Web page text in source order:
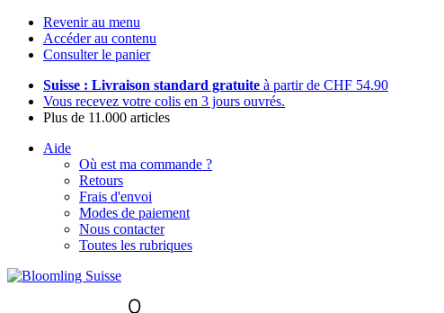
Revenir au menu
Accéder au contenu
Consulter le panier
Suisse : Livraison standard gratuite à partir de CHF 54.90
Vous recevez votre colis en 3 jours ouvrés.
Plus de 11.000 articles
Aide
Où est ma commande ?
Retours
Frais d'envoi
Modes de paiement
Nous contacter
Toutes les rubriques